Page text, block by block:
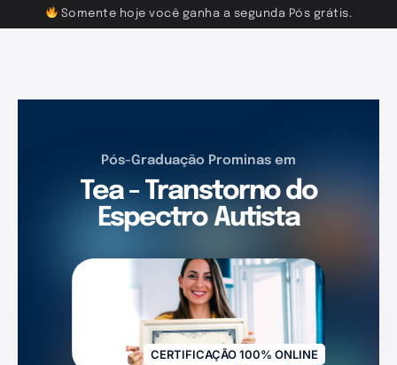
Somente hoje você ganha a segunda Pós grátis.
Pós-Graduação Prominas em
Tea - Transtorno do
Espectro Autista
CERTIFICAÇÃO 100% ONLINE